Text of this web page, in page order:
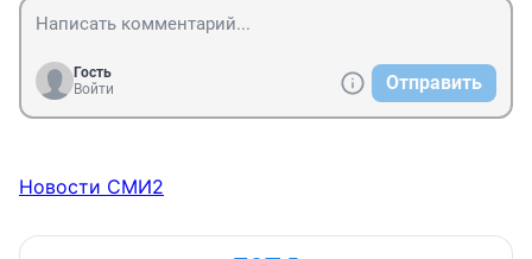
Гость
Войти
Отправить
Новости СМИ2